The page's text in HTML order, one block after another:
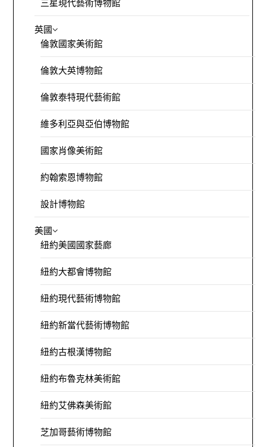
三星現代藝術博物館
英國
倫敦國家美術館
倫敦大英博物館
倫敦泰特現代藝術館
維多利亞與亞伯博物館
國家肖像美術館
約翰索恩博物館
設計博物館
美國
紐約美國國家藝廊
紐約大都會博物館
紐約現代藝術博物館
紐約新當代藝術博物館
紐約古根漢博物館
紐約布魯克林美術館
紐約艾佛森美術館
芝加哥藝術博物館